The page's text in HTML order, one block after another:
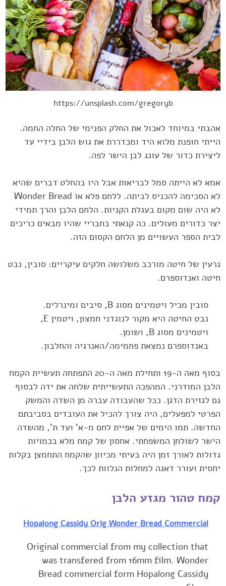
https://unsplash.com/gregoryb
אהבתי במיוחד לאכול את החלק הפנימי של החלה החמה.
הייתי חופנת מלוא היד ומכדררת את גוש הלבן ‏בידיי עד
ליצירת כדור של עונג לבן הישר לפה.‏
אמא לא הייתה סמל לבריאות אבל היו בהחלט דברים שהיא
לא היה שום מקום בעגלת הקניות. הלחם הלבן והרך תמידי
יצר כדורים מעולים. כה ‏קנאתי בחבריי שהיו מבאים כריכים
לבית הספר העשויים מן הלחם הקסום הזה.‏
גרעין של חיטה מורכב משלושה חלקים עיקריים: סובין, נבט
חיטה ואנדוספרם. ‏
סובין מכיל ויטמינים מסוג ‏B‏, סיבים ומינרלים. ‏
נבט החיטה היא מקור לנוגדני חמצון, ויטמין ‏E‏,
ויטמינים מסוג ‏B‏, ושומן. ‏
באנדוספרם נמצאת פחמימה/האנרגיה והחלבון.‏
בסוף מאה ה-19 ותחילת מאה ה-20 התפתחה תעשיית הקמח
הלבן המודרני. המהפכה התעשייתית ‏שלחה את ידה לבסוף
גם לגזירת הדגן. ככל שהעבודה עברה מן השדה והמשק
הפרטי למפעלים, היה ‏צורך להכיל את העובדים בסביבתם
החדשה. תמו הימים של אפיית לחם מ-א' ועד ת', מהשדה
הישר ‏לשולחן המשפחתי. אחסון של קמח מלא בכמויות
גדולות לאורך זמן היה בעיתי מכיוון שהקמח התחמצן ‏בקלות
יחסית ועורר דאגה למחלות הנלוות לכך.‏
קמח טהור מגזע הלבן
Hopalong Cassidy Orig Wonder Bread Commercial
Original commercial from my collection that
was transfered from 16mm film. Wonder
Bread commercial form Hopalong Cassidy